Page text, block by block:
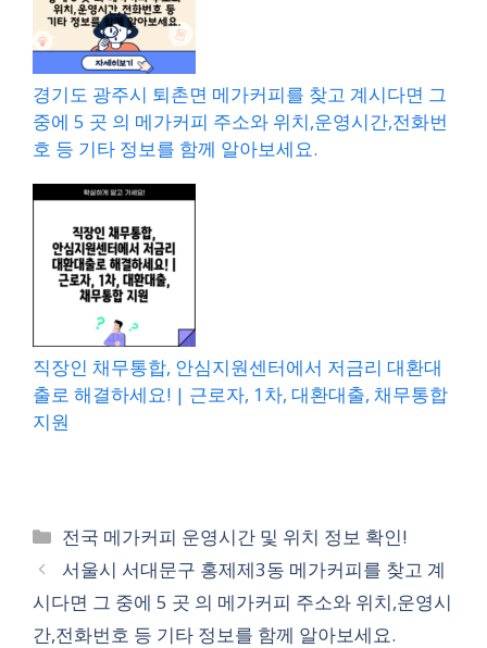
경기도 광주시 퇴촌면 메가커피를 찾고 계시다면 그
중에 5 곳 의 메가커피 주소와 위치,운영시간,전화번
호 등 기타 정보를 함께 알아보세요.
직장인 채무통합, 안심지원센터에서 저금리 대환대
출로 해결하세요! | 근로자, 1차, 대환대출, 채무통합
지원
카
테
고
리
전국 메가커피 운영시간 및 위치 정보 확인!
서울시 서대문구 홍제제3동 메가커피를 찾고 계
시다면 그 중에 5 곳 의 메가커피 주소와 위치,운영시
간,전화번호 등 기타 정보를 함께 알아보세요.